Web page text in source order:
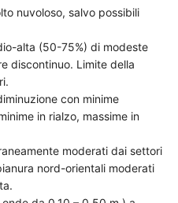
nuvoloso, salvo possibili
alta (50-75%) di modeste
discontinuo. Limite della
con minime
in rialzo, massime in
moderati dai settori
nord-orientali moderati